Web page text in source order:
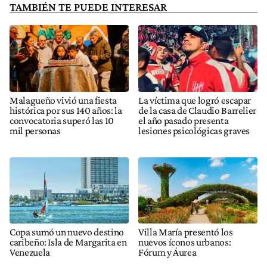
TAMBIÉN TE PUEDE INTERESAR
Malagueño vivió una fiesta
histórica por sus 140 años: la
convocatoria superó las 10
mil personas
La víctima que logró escapar
de la casa de Claudio Barrelier
el año pasado presenta
lesiones psicológicas graves
Copa sumó un nuevo destino
caribeño: Isla de Margarita en
Venezuela
Villa María presentó los
nuevos íconos urbanos:
Fórum y Áurea